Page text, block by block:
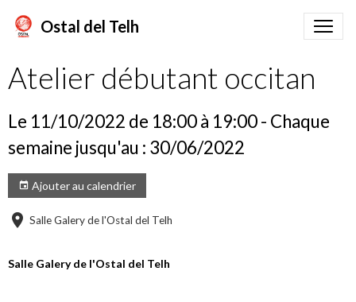
Ostal del Telh
Atelier débutant occitan
Le 11/10/2022 de 18:00à 19:00- Chaque
semaine jusqu'au : 30/06/2022
Ajouter au calendrier
Salle Galery de l'Ostal del Telh
Salle Galery de l'Ostal del Telh